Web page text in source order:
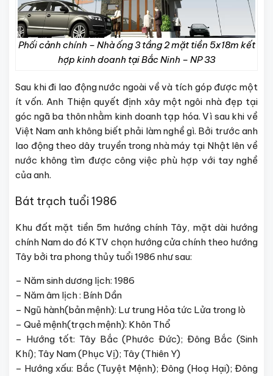
Phối cảnh chính – Nhà ống 3 tầng 2 mặt tiền 5x18m kết
hợp kinh doanh tại Bắc Ninh – NP 33
Sau khi đi lao động nước ngoài về và tích góp được một
ít vốn. Anh Thiện quyết định xây một ngôi nhà đẹp tại
góc ngã ba thôn nhằm kinh doanh tạp hóa. Vì sau khi về
Việt Nam anh không biết phải làm nghề gì. Bởi trước anh
lao động theo dây truyền trong nhà máy tại Nhật lên về
nước không tìm được công việc phù hợp với tay nghề
của anh.
Bát trạch tuổi 1986
Khu đất mặt tiền 5m hướng chính Tây, mặt dài hướng
chính Nam do đó KTV chọn hướng cửa chính theo hướng
Tây bởi tra phong thủy tuổi 1986 như sau:
– Năm sinh dương lịch: 1986
– Năm âm lịch : Bính Dần
– Ngũ hành(bản mệnh): Lư trung Hỏa tức Lửa trong lò
– Quẻ mệnh(trạch mệnh): Khôn Thổ
– Hướng tốt: Tây Bắc (Phước Đức); Đông Bắc (Sinh
Khí); Tây Nam (Phục Vị); Tây (Thiên Y)
– Hướng xấu: Bắc (Tuyệt Mệnh); Đông (Hoạ Hại); Đông